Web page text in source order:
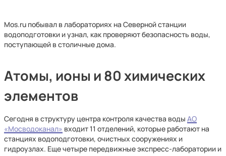
Mos.ru побывал в лабораториях на Северной станции
водоподготовки и узнал, как проверяют безопасность воды,
поступающей в столичные дома.
Атомы, ионы и 80 химических
элементов
Сегодня в структуру центра контроля качества воды АО
«Мосводоканал» входит 11 отделений, которые работают на
станциях водоподготовки, очистных сооружениях и
гидроузлах. Еще четыре передвижные экспресс-лаборатории и